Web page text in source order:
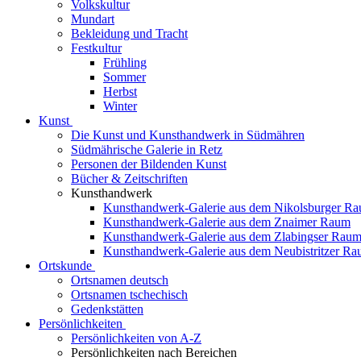
Volkskultur
Mundart
Bekleidung und Tracht
Festkultur
Frühling
Sommer
Herbst
Winter
Kunst
Die Kunst und Kunsthandwerk in Südmähren
Südmährische Galerie in Retz
Personen der Bildenden Kunst
Bücher & Zeitschriften
Kunsthandwerk
Kunsthandwerk-Galerie aus dem Nikolsburger
Kunsthandwerk-Galerie aus dem Znaimer Raum
Kunsthandwerk-Galerie aus dem Zlabingser Raum
Kunsthandwerk-Galerie aus dem Neubistritzer
Ortskunde
Ortsnamen deutsch
Ortsnamen tschechisch
Gedenkstätten
Persönlichkeiten
Persönlichkeiten von A-Z
Persönlichkeiten nach Bereichen